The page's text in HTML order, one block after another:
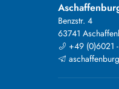
Benzstr. 4
63741
+49 (0)6021